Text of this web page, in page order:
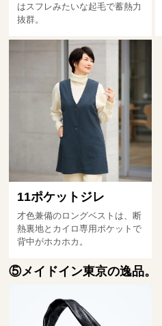
はスフレみたいな起毛で蓄熱力
抜群。
11ポケットジレ
才色兼備のロングベストは、断
熱裏地とカイロ専用ポケットで
背中がホカホカ。
⑤メイドイン東京の逸品。